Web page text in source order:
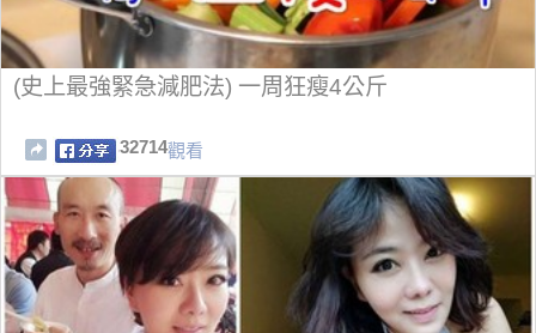
(史上最強緊急減肥法) 一周狂瘦4公斤
32714觀看